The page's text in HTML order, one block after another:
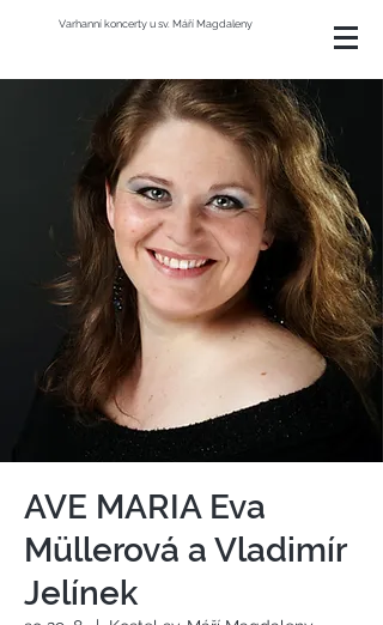
Varhanní koncerty u sv. Máří Magdaleny
AVE MARIA Eva
Müllerová a Vladimír
Jelínek